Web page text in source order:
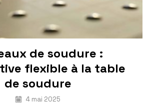
de soudure :
flexible à la table
de soudure
4 mai 2025